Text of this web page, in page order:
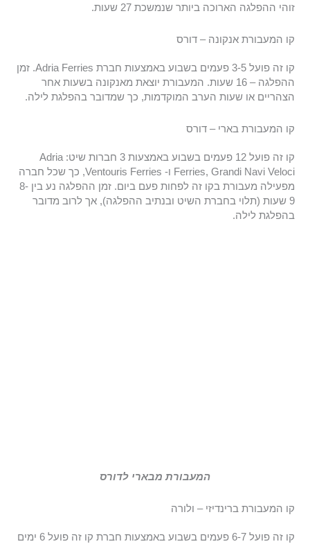
זוהי ההפלגה הארוכה ביותר שנמשכת 27 שעות.
קו המעבורת אנקונה – דורס
קו זה פועל 3-5 פעמים בשבוע באמצעות חברת Adria Ferries. זמן
ההפלגה – 16 שעות. המעבורת יוצאת מאנקונה בשעות אחר
הצהריים או שעות הערב המוקדמות, כך שמדובר בהפלגת לילה.
קו המעבורת בארי – דורס
קו זה פועל 12 פעמים בשבוע באמצעות 3 חברות שיט: Adria
Ferries, Grandi Navi Veloci ו- Ventouris Ferries, כך שכל חברה
מפעילה מעבורת בקו זה לפחות פעם ביום. זמן ההפלגה נע בין 8-
9 שעות (תלוי בחברת השיט ובנתיב ההפלגה), אך לרוב מדובר
בהפלגת לילה.
המעבורת מבארי לדורס
קו המעבורת ברינדיזי – ולורה
קו זה פועל 6-7 פעמים בשבוע באמצעות חברת קו זה פועל 6 ימים